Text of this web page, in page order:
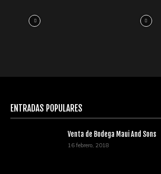
ENTRADAS POPULARES
Venta de Bodega Maui And Sons
16 febrero, 2018